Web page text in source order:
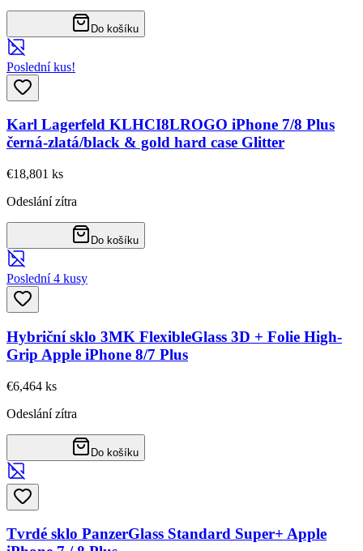
Do košíku
Poslední kus!
Karl Lagerfeld KLHCI8LROGO iPhone 7/8 Plus
černá-zlatá/black & gold hard case Glitter
€18,801 ks
Odeslání zítra
Do košíku
Poslední 4 kusy
Hybriční sklo 3MK FlexibleGlass 3D + Folie High-
Grip Apple iPhone 8/7 Plus
€6,464 ks
Odeslání zítra
Do košíku
Tvrdé sklo PanzerGlass Standard Super+ Apple